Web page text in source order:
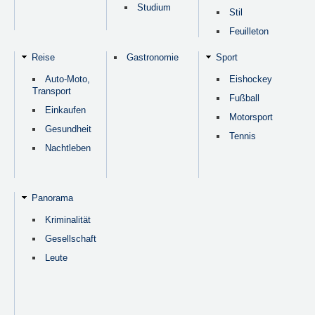
Studium
Stil
Feuilleton
Reise
Auto-Moto,
Transport
Einkaufen
Gesundheit
Nachtleben
Gastronomie Sport
Eishockey
Fußball
Motorsport
Tennis
Panorama
Kriminalität
Gesellschaft
Leute